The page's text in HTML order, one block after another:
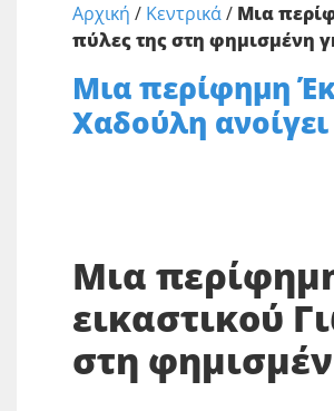
Αρχική / Κεντρικά/ Μια
πύλες της στη φημισμένη
Μια περίφημη
Χαδούλη
Μια
εικαστικού
στη